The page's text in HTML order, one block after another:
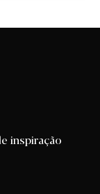
inspiração